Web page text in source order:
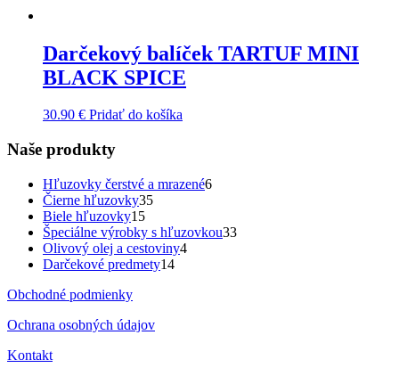
Darčekový balíček TARTUF MINI
BLACK SPICE
30.90 € Pridať do košíka
Naše produkty
Hľuzovky čerstvé a mrazené66
Čierne hľuzovky3535
Biele hľuzovky1515
produktov
Špeciálne výrobky s hľuzovkou3333
Olivový olej a cestoviny44
Darčekové predmety1414
Obchodné podmienky
Ochrana osobných údajov
Kontakt